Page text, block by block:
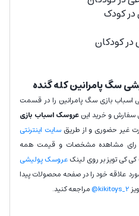
کودک
کودکان
سگ پامرانین کله گنده
اسباب بازی سگ پامرانین را در قسمت
و خرید اینعروسک اسباب بازی
غیر حضوری و از طریق سایت اینترنتی
رای مشاهده مشخصات و قیمت همه
کی تویز بر روی لینکعروسک پولیشی
علاقه خود را در صفحه محصولات پیدا
kikitoys_2@
مراجعه کنید.